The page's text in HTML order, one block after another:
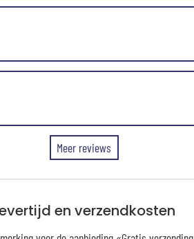
Meer reviews
en verzendkosten